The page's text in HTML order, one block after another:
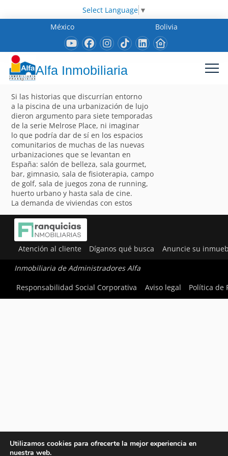
Select Language ▼
México
Bolivia
Alfa Inmobiliaria
Si las historias que discurrían entorno
a la piscina de una urbanización de lujo
dieron argumento para siete temporadas
de la serie Melrose Place, ni imaginar
lo que podría dar de sí en los espacios
comunitarios de muchas de las nuevas
urbanizaciones que se levantan en
España: salón de belleza, sala gourmet,
bar, gimnasio, sala de fisioterapia, campo
de golf, sala de juegos zona de running,
huerto urbano y hasta sala de cine.
La demanda de viviendas con estos
Atención al cliente Díganos qué busca Anuncie su
Inmobiliaria de Administradores Alfa
Responsabilidad Social Corporativa
Aviso legal Política de
Utilizamos cookies para ofrecerte la mejor experiencia en
nuestra web.